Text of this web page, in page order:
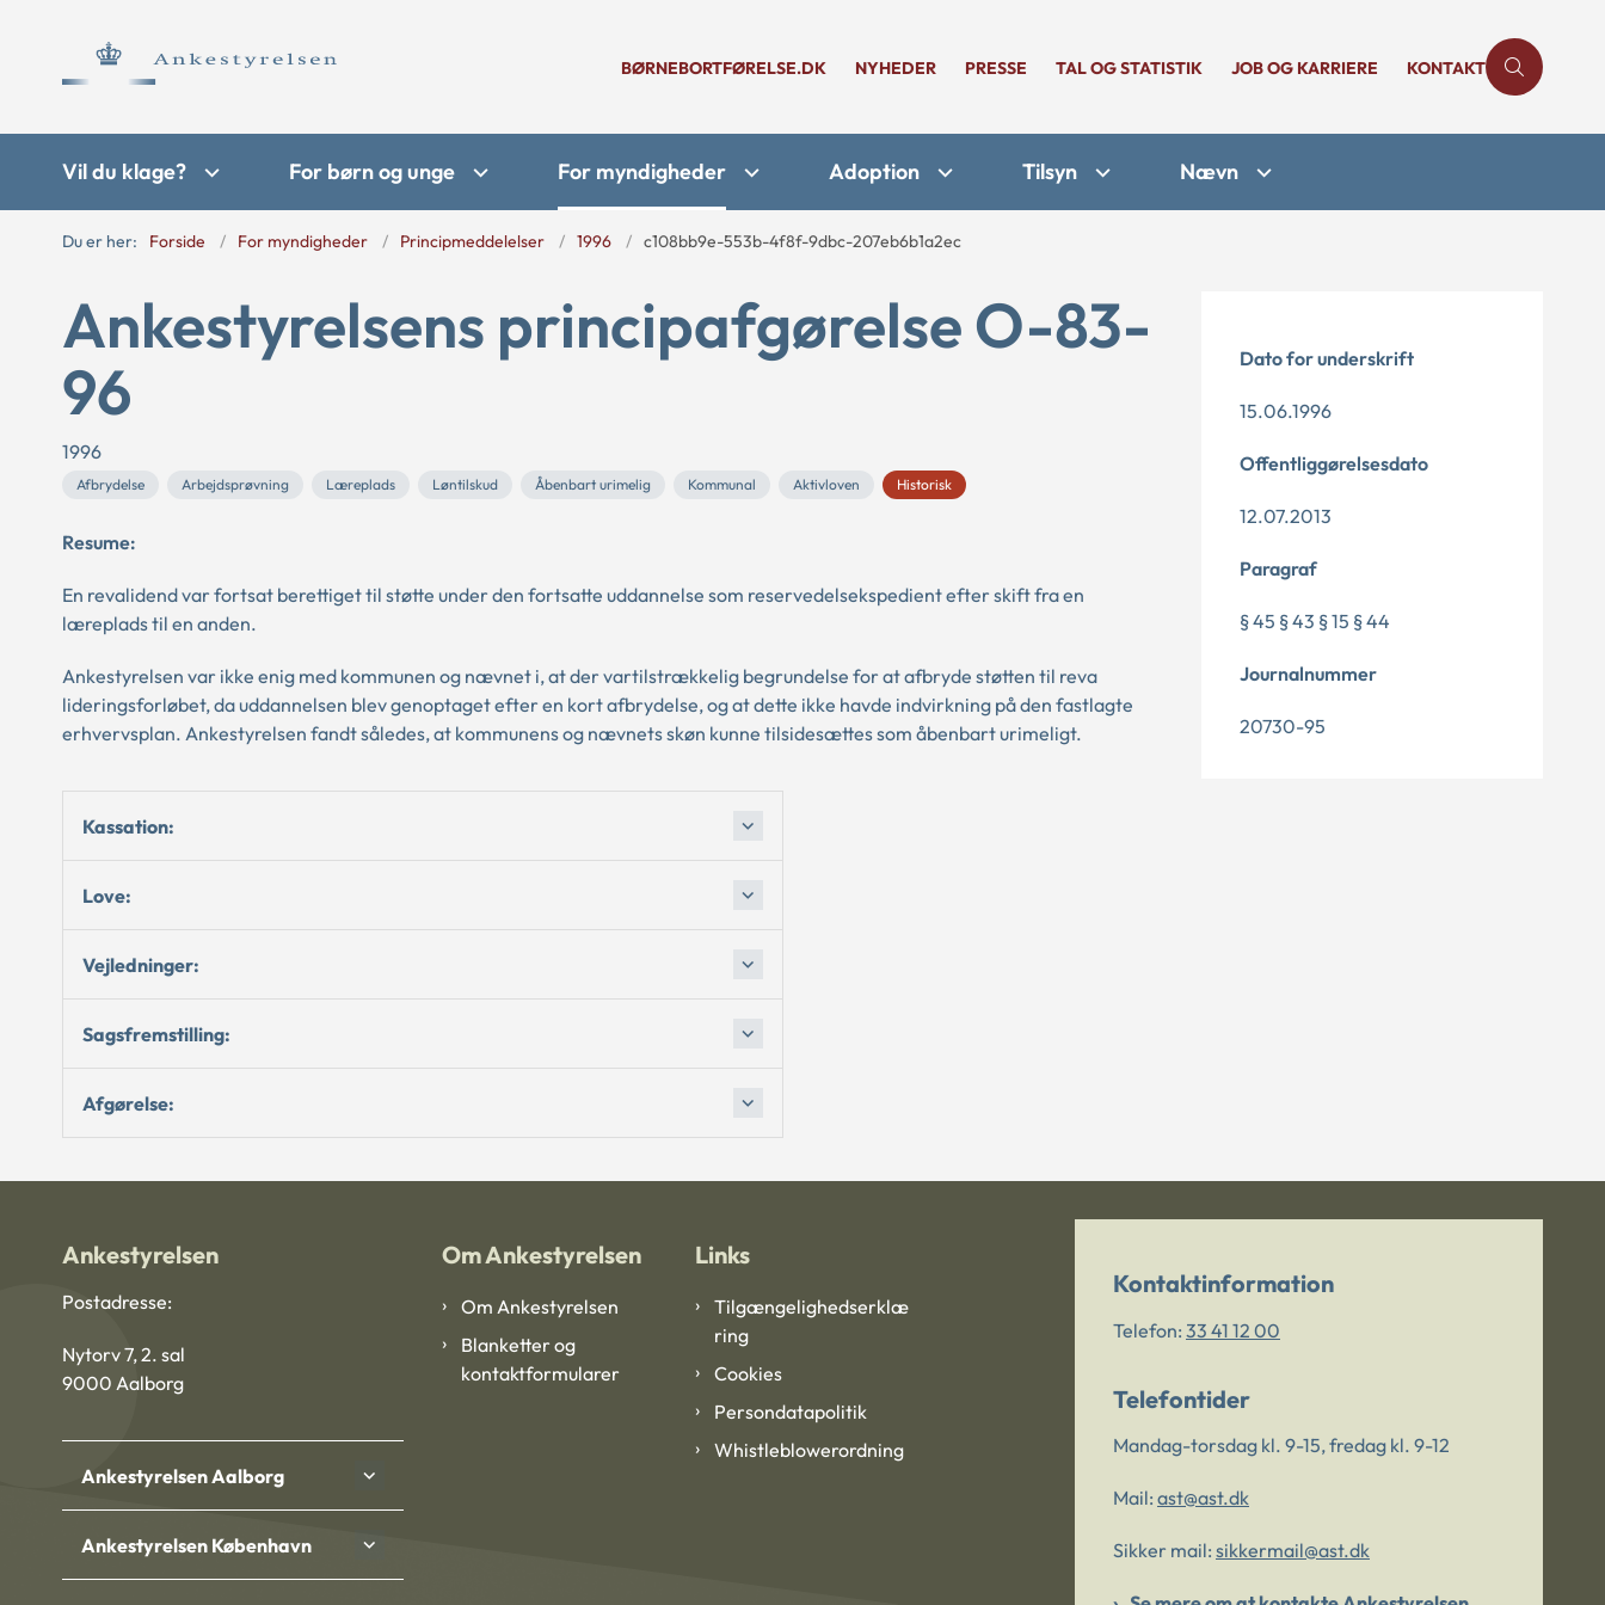
BØRNEBORTFØRELSE.DK NYHEDER PRESSE TAL OG STATISTIK JOB OG KARRIERE KONTAKT
Vil du klage? For børn og unge For myndigheder Adoption Tilsyn Nævn
Du er her: Forside For myndigheder Principmeddelelser 1996 c108bb9e-553b-4f8f-9dbc-207eb6b1a2ec
Ankestyrelsens principafgørelse O-83-
96
1996
Afbrydelse Arbejdsprøvning Læreplads Løntilskud Åbenbart urimelig Kommunal Aktivloven Historisk
Resume:
En revalidend var fortsat berettiget til støtte under den fortsatte uddannelse som reservedelsekspedient efter skift fra en
læreplads til en anden.
Ankestyrelsen var ikke enig med kommunen og nævnet i, at der vartilstrækkelig begrundelse for at afbryde støtten til reva
lideringsforløbet, da uddannelsen blev genoptaget efter en kort afbrydelse, og at dette ikke havde indvirkning på den fastlagte
erhvervsplan. Ankestyrelsen fandt således, at kommunens og nævnets skøn kunne tilsidesættes som åbenbart urimeligt.
Kassation:
Love:
Vejledninger:
Sagsfremstilling:
Afgørelse:
Dato for underskrift
15.06.1996
Offentliggørelsesdato
12.07.2013
Paragraf
§ 45 § 43 § 15 § 44
Journalnummer
20730-95
Ankestyrelsen
Postadresse:
Nytorv 7, 2. sal
9000 Aalborg
Ankestyrelsen Aalborg
Ankestyrelsen København
Om Ankestyrelsen
Om Ankestyrelsen
Blanketter og
kontaktformularer
Links
Tilgængelighedserklæ
ring
Cookies
Persondatapolitik
Whistleblowerordning
Kontaktinformation
Telefon: 33 41 12 00
Telefontider
Mandag-torsdag kl. 9-15, fredag kl. 9-12
Mail: ast@ast.dk
Sikker mail: sikkermail@ast.dk